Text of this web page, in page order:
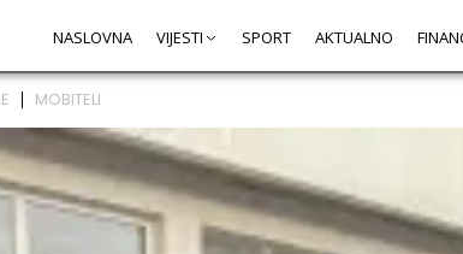
NASLOVNA VIJESTI SPORT AKTUALNO